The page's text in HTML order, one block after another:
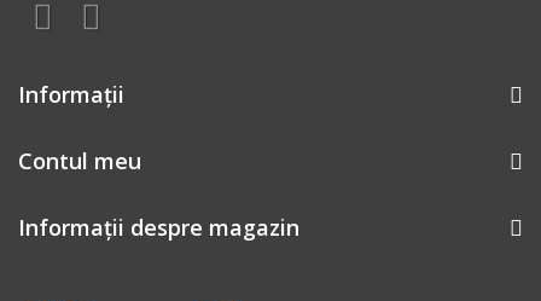
Informaţii
Contul meu
Informații despre magazin